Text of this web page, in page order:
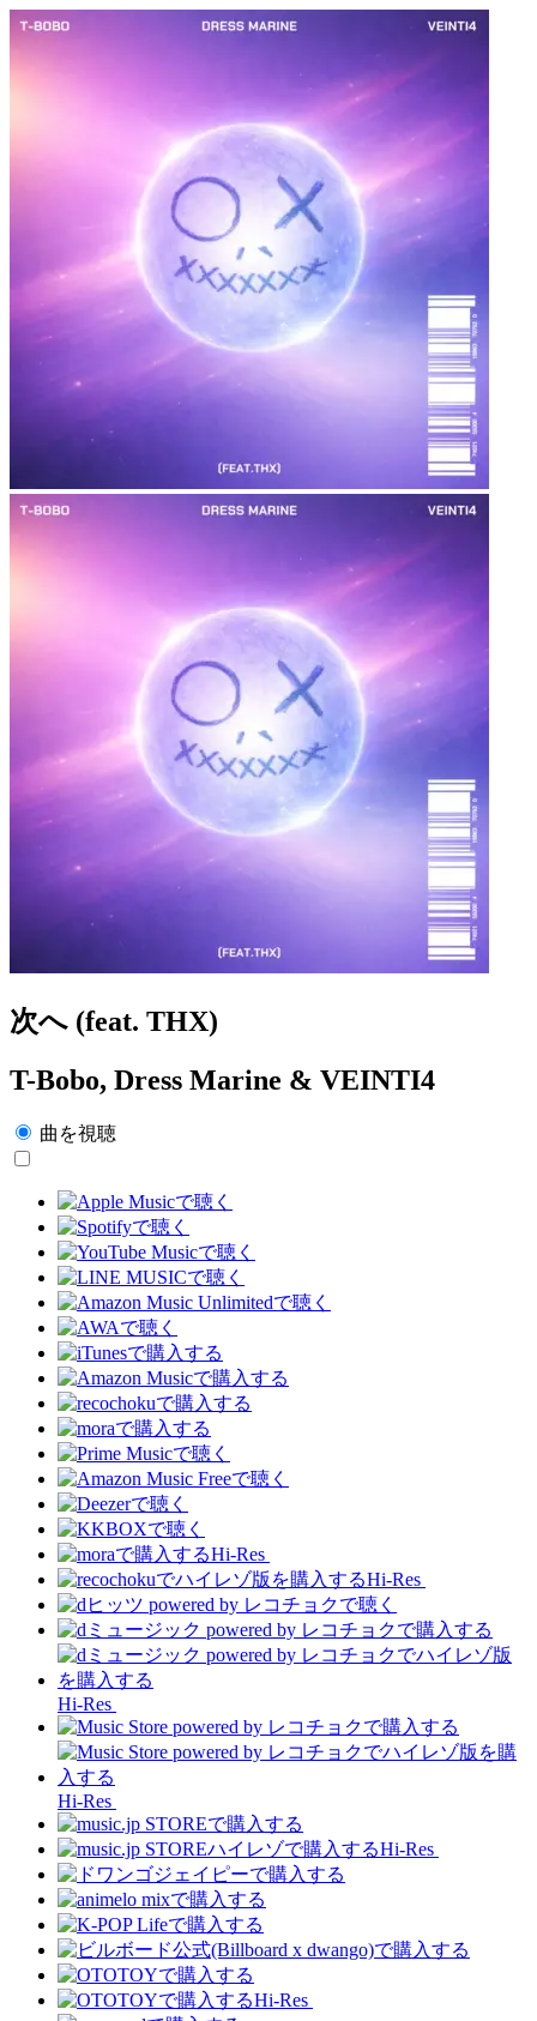
次へ (feat. THX)
T-Bobo, Dress Marine & VEINTI4
曲を視聴
Hi-Res
Hi-Res
Hi-Res
Hi-Res
Hi-Res
Hi-Res